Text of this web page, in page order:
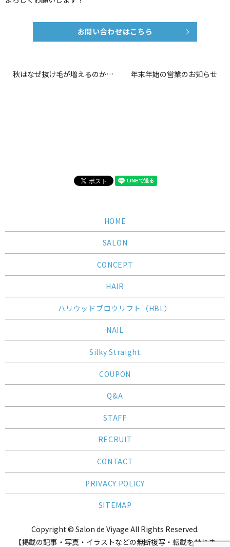
お問い合わせはこちら
秋はなぜ抜け毛が増えるのか… 年末年始の営業のお知らせ
HOME
SALON
CONCEPT
HAIR
ハリウッドブロウリフト（HBL）
NAIL
Silky Straight
COUPON
Q&A
STAFF
RECRUIT
CONTACT
PRIVACY POLICY
SITEMAP
Copyright © Salon de Viyage All Rights Reserved.
【掲載の記事・写真・イラストなどの無断複写・転載を禁じま